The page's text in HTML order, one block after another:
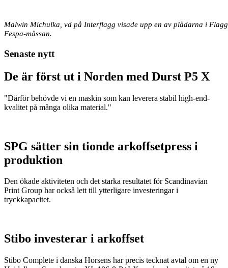
Malwin Michulka, vd på Interflagg visade upp en av plädarna i
Fespa-mässan.
Senaste nytt
De är först ut i Norden med Durst P5 X
"Därför behövde vi en maskin som kan leverera stabil high-end-
kvalitet på många olika material."
SPG sätter sin tionde arkoffsetpress i
produktion
Den ökade aktiviteten och det starka resultatet för Scandinavian
Print Group har också lett till ytterligare investeringar i
tryckkapacitet.
Stibo investerar i arkoffset
Stibo Complete i danska Horsens har precis tecknat avtal om en ny